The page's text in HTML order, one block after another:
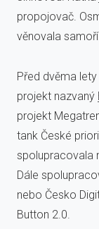
propojovač.
věnovala
Před dvěma
projekt nazvaný
projekt
tank České
spolupracovala
Dále
nebo Česko
Button 2.0.